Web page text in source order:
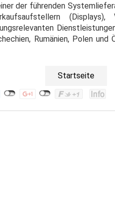
der führenden
(Displays),
Rumänien, Polen
Startseite